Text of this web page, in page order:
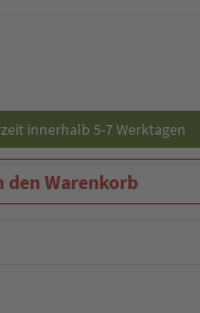
innerhalb 5-7 Werktagen
den Warenkorb